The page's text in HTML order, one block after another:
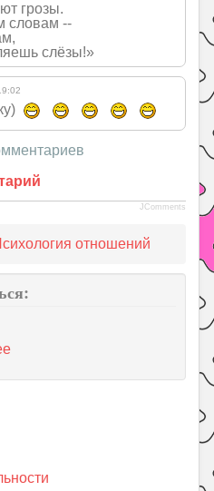
грозы.
словам --
слёзы!»
JComments
отношений